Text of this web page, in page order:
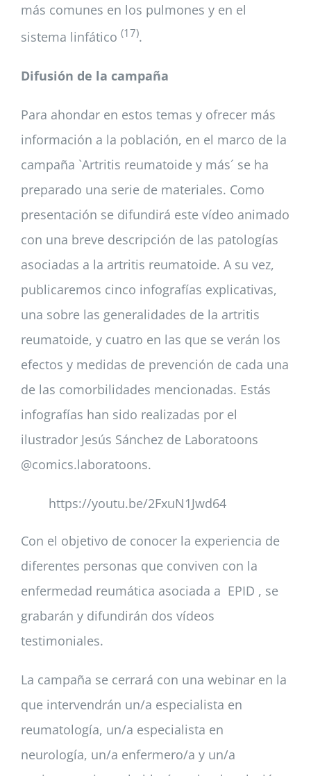
más comunes en los pulmones y en el
sistema linfático (17).
Difusión de la campaña
Para ahondar en estos temas y ofrecer más
información a la población, en el marco de la
campaña `Artritis reumatoide y más´ se ha
preparado una serie de materiales. Como
presentación se difundirá este vídeo animado
con una breve descripción de las patologías
asociadas a la artritis reumatoide. A su vez,
publicaremos cinco infografías explicativas,
una sobre las generalidades de la artritis
reumatoide, y cuatro en las que se verán los
efectos y medidas de prevención de cada una
de las comorbilidades mencionadas. Estás
infografías han sido realizadas por el
ilustrador Jesús Sánchez de Laboratoons
@comics.laboratoons.
https://youtu.be/2FxuN1Jwd64
Con el objetivo de conocer la experiencia de
diferentes personas que conviven con la
enfermedad reumática asociada a EPID , se
grabarán y difundirán dos vídeos
testimoniales.
La campaña se cerrará con una webinar en la
que intervendrán un/a especialista en
reumatología, un/a especialista en
neurología, un/a enfermero/a y un/a